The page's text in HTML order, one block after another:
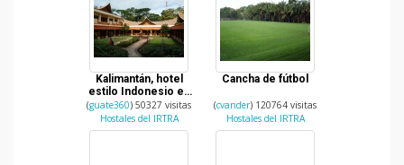
Kalimantán, hotel
estilo Indonesio en
hostales Palajunoj
(guate360) 50327 visitas
Hostales del IRTRA
Cancha de fútbol
(cvander) 120764 visitas
Hostales del IRTRA